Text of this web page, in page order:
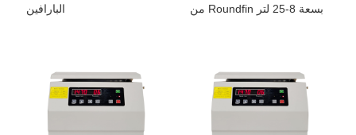
البارافين
من Roundfin بسعة 8-25 لتر